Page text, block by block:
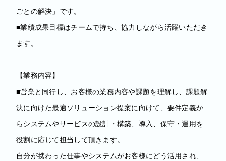
ごとの解決」です。
■業績成果目標はチームで持ち、協力しながら活躍いただき
ます。
【業務内容】
■営業と同行し、お客様の業務内容や課題を理解し、課題解
決に向けた最適ソリューション提案に向けて、要件定義か
らシステムやサービスの設計・構築、導入、保守・運用を
役割に応じて担当して頂きます。
自分が携わった仕事やシステムがお客様にどう活用され、